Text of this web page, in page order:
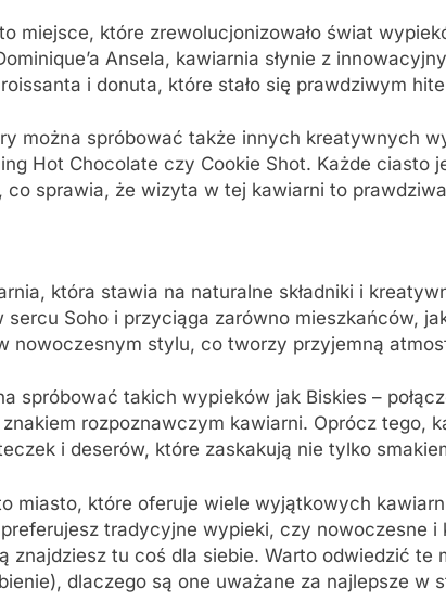
miejsce, które zrewolucjonizowało świat
Ansela, kawiarnia słynie z
i donuta, które stało się prawdziwym
można spróbować także innych kreatywnych
Hot Chocolate czy Cookie Shot. Każde ciasto
co sprawia, że wizyta w tej kawiarni to
która stawia na naturalne składniki i
sercu Soho i przyciąga zarówno mieszkańców,
nowoczesnym stylu, co tworzy przyjemną
spróbować takich wypieków jak Biskies –
rozpoznawczym kawiarni. Oprócz tego,
i deserów, które zaskakują nie tylko
miasto, które oferuje wiele wyjątkowych
tradycyjne wypieki, czy nowoczesne i
znajdziesz tu coś dla siebie. Warto odwiedzić te
dlaczego są one uważane za najlepsze w